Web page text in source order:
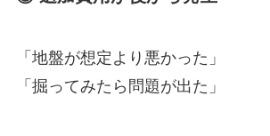
「地盤が想定より悪かった」
「掘ってみたら問題が出た」